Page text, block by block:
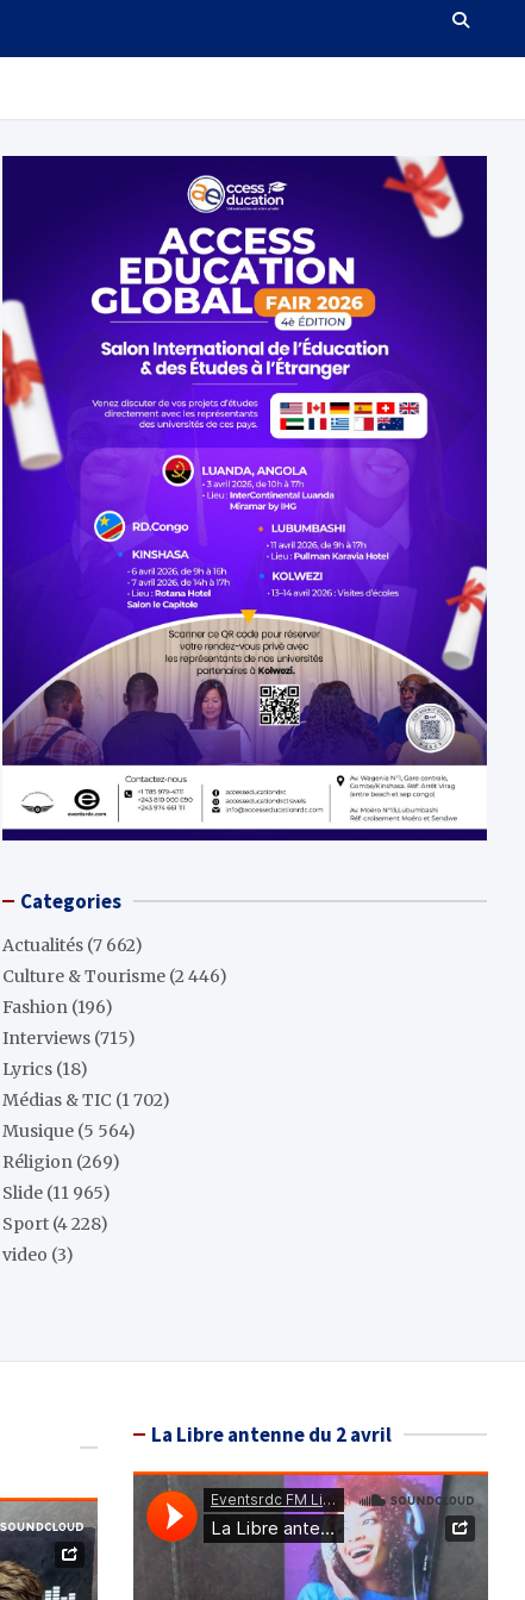
Categories
Actualités (7 662)
Culture & Tourisme (2 446)
Fashion (196)
Interviews (715)
Lyrics (18)
Médias & TIC (1 702)
Musique (5 564)
Réligion (269)
Slide (11 965)
Sport (4 228)
video (3)
La Libre antenne du 2 avril